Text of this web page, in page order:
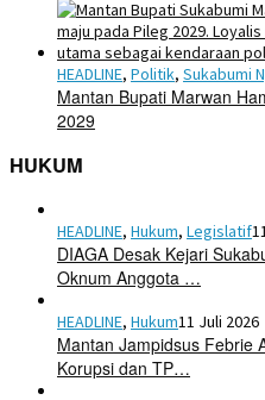
HEADLINE, Politik, Sukabumi
Mantan Bupati Marwan
2029
HUKUM
HEADLINE, Hukum, Legislatif
DIAGA Desak Kejari
Oknum Anggota …
HEADLINE, Hukum11 Juli 2026
Mantan Jampidsus Febrie
Korupsi dan TP…